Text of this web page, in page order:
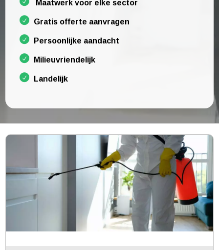
Maatwerk voor elke sector
Gratis offerte aanvragen
Persoonlijke aandacht
Milieuvriendelijk
Landelijk